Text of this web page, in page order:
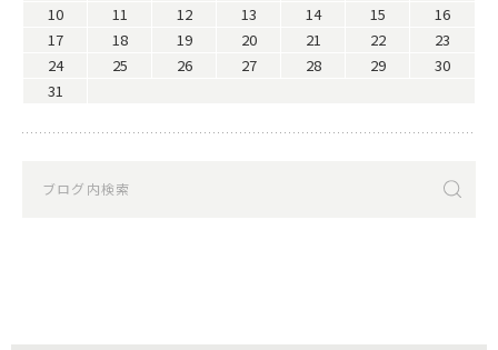
10
11 12 13 14 15
16
17
18 19 20 21 22
23
24
25 26 27 28 29
30
31